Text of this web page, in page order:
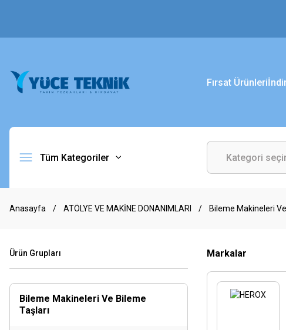
Fırsat Ürünleri
Tüm Kategoriler
Anasayfa ATÖLYE VE MAKİNE DONANIMLARI Bileme Makineleri
Ürün Grupları
Bileme Makineleri Ve Bileme
Taşları
Markalar